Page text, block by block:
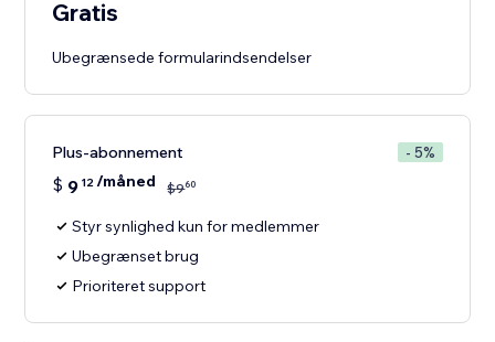
Gratis
Ubegrænsede formularindsendelser
Plus-abonnement - 5%
$ 9 12/måned $960
Styr synlighed kun for medlemmer
Ubegrænset brug
Prioriteret support